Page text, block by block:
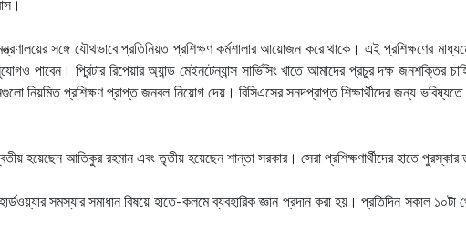
সঙ্গে যৌথভাবে প্রতিনিয়ত প্রশিক্ষণ কর্মশালার আয়োজন করে থাকে। এই প্রশিক্ষণের মাধ্যমে
পাবেন। প্রিন্টার রিপেয়ার অ্যান্ড মেইনটেন্যান্স সার্ভিসিং খাতে আমাদের প্রচুর দক্ষ জনশক্তির
নিয়মিত প্রশিক্ষণ প্রাপ্ত জনবল নিয়োগ দেয়। বিসিএসের সনদপ্রাপ্ত শিক্ষার্থীদের জন্য
হয়েছেন আতিকুর রহমান এবং তৃতীয় হয়েছেন শান্তা সরকার। সেরা প্রশিক্ষণার্থীদের হাতে
সমস্যার সমাধান বিষয়ে হাতে-কলমে ব্যবহারিক জ্ঞান প্রদান করা হয়। প্রতিদিন সকাল ১০টা